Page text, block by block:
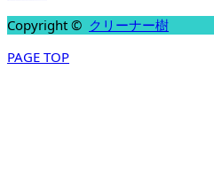
Copyright © クリーナー樹
PAGE TOP